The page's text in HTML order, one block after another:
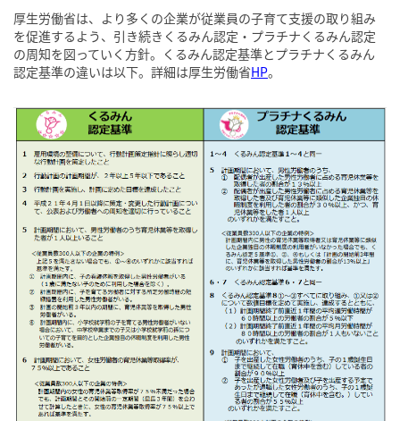
厚生労働省は、より多くの企業が従業員の子育て支援の取り組み
を促進するよう、引き続きくるみん認定・プラチナくるみん認定
の周知を図っていく方針。くるみん認定基準とプラチナくるみん
認定基準の違いは以下。詳細は厚生労働省HP。